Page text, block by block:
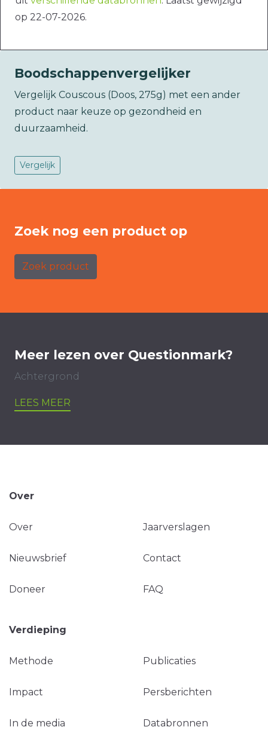
op 22-07-2026.
Boodschappenvergelijker
Vergelijk Couscous (Doos, 275g) met een ander
product naar keuze op gezondheid en
duurzaamheid.
Vergelijk
Zoek nog een product op
Zoek product
Meer lezen over Questionmark?
Achtergrond
LEES MEER
Over
Over Jaarverslagen
Nieuwsbrief Contact
Doneer FAQ
Verdieping
Methode Publicaties
Impact Persberichten
In de media Databronnen